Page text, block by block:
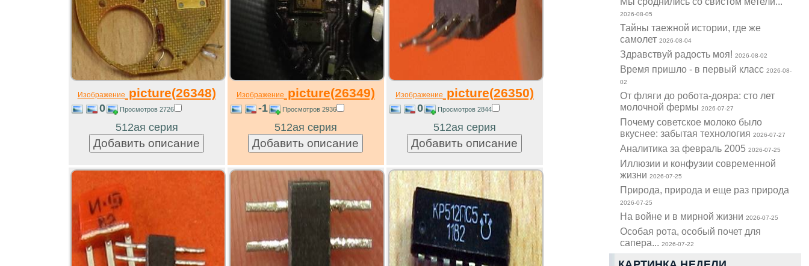
2026-08-05
Тайны таежной истории, где же
самолет2026-08-04
Здравствуй радость моя!2026-08-02
Время пришло - в первый класс2026-08-
02
От фляги до робота-дояра: сто лет
молочной фермы2026-07-27
Почему советское молоко было
вкуснее: забытая технология2026-07-27
Аналитика за февраль 20052026-07-25
Иллюзии и конфузии современной
жизни2026-07-25
Природа, природа и еще раз природа
2026-07-25
На войне и в мирной жизни2026-07-25
Особая рота, особый почет для
сапера...2026-07-22
Изображение picture(26348)
0 Просмотров 2726
512ая серия
Изображение picture(26349)
-1 Просмотров 2936
512ая серия
Изображение picture(26350)
0 Просмотров 2844
512ая серия